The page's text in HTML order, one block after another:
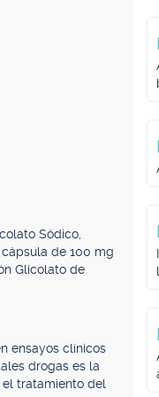
Sódico,
de 100 mg
Glicolato de
ensayos clínicos
drogas es la
el tratamiento del